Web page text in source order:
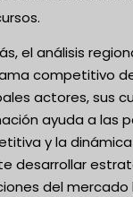
el análisis
competitivo
actores, sus
ayuda a las
y la
desarrollar
del mercado